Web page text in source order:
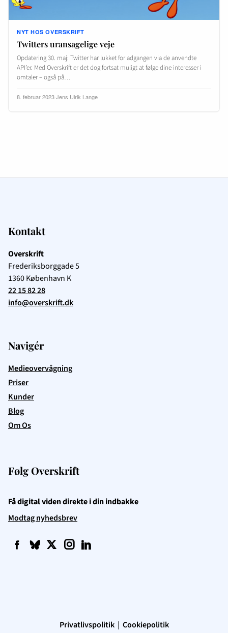
NYT HOS OVERSKRIFT
Twitters uransagelige veje
Opdatering 30. maj: Twitter har lukket for adgangen via de anvendte
API’er. Med Overskrift er det dog fortsat muligt at følge dine interesser i
omtaler – også på…
8. februar 2023·Jens Ulrik Lange
Kontakt
Overskrift
Frederiksborggade 5
1360København K
22 15 82 28
info@overskrift.dk
Navigér
Medieovervågning
Priser
Kunder
Blog
Om Os
Følg Overskrift
Få digital viden direkte i din indbakke
Modtag nyhedsbrev
f q t i l
Privatlivspolitik| Cookiepolitik